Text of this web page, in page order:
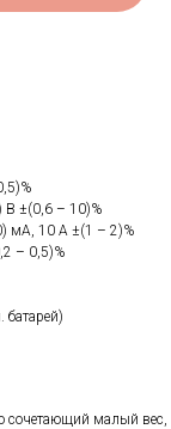
В ±(0,6 – 10)%
мА, 10 А ±(1 – 2)%
– 0,5)%
батарей)
сочетающий малый вес,